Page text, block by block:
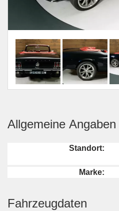
Allgemeine Angaben
Standort:
Marke:
Fahrzeugdaten